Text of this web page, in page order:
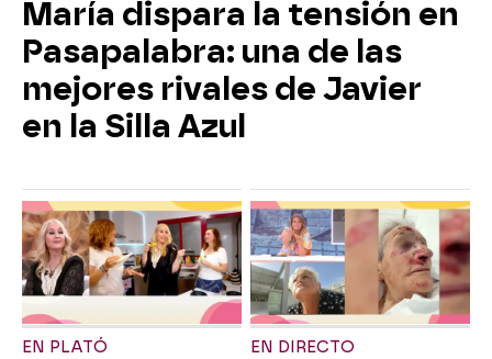
María dispara la tensión en
Pasapalabra: una de las
mejores rivales de Javier
en la Silla Azul
EN PLATÓ EN DIRECTO